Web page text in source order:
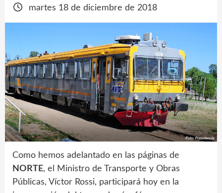
martes 18 de diciembre de 2018
Como hemos adelantado en las páginas de
NORTE, el Ministro de Transporte y Obras
Públicas, Víctor Rossi, participará hoy en la